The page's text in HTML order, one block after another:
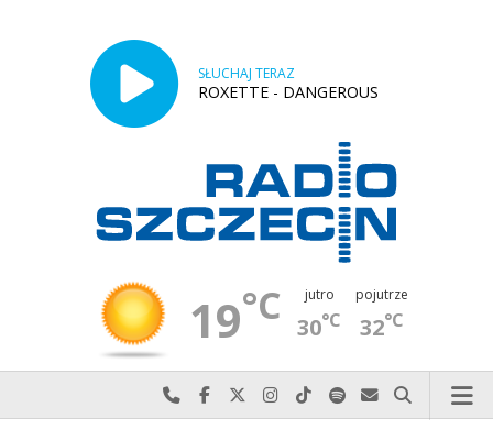
SŁUCHAJ TERAZ
ROXETTE - DANGEROUS
19°C jutro
30°C
pojutrze
32°C
Najlepiej po prostu do nas zadzwoń
Odwiedź nas na Facebook-u
Odwiedź nas na X
Odwiedź nas na Instagram-ie
Odwiedź nas na TikTok-u
Szukaj nas na Spotify
Wyślij do nas
Szukaj